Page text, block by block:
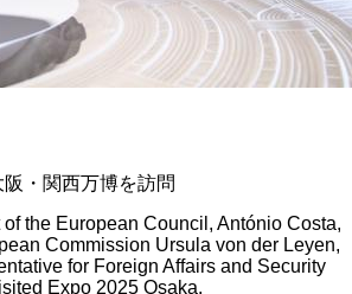
・関西万博を訪問
the European Council, António Costa,
Commission Ursula von der Leyen,
for Foreign Affairs and Security
Expo 2025 Osaka.